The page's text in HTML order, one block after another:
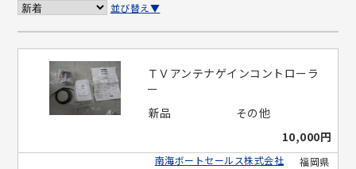
並び替え▼
ＴＶアンテナゲインコントローラ
ー
新品
その他
10,000円
福岡県
南海ボートセールス株式会社